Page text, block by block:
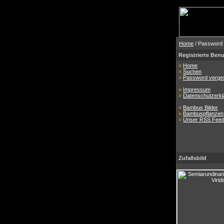
Home /
Registrierte
» Home
» Suchen
» Password
» Impressum
»
» Bambus Bilder
» Bambuspflanzen
» Unser RSS Feed
Zufallsbild